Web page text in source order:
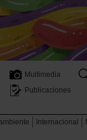
Multimedia
Publicaciones
Internacional